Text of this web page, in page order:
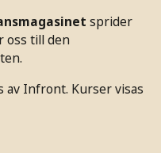
sprider
oss till den
av Infront. Kurser visas